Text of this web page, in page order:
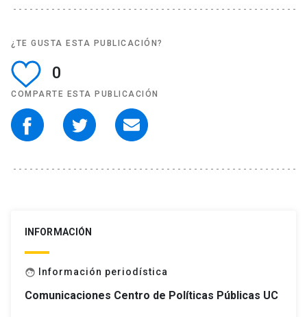
¿TE GUSTA ESTA PUBLICACIÓN?
0
COMPARTE ESTA PUBLICACIÓN
INFORMACIÓN
face Información periodística
Comunicaciones Centro de Políticas Públicas UC